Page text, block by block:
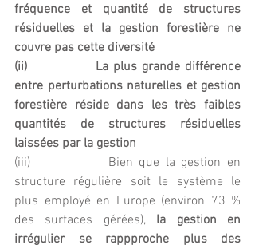
fréquence et quantité de structures
résiduelles et la gestion forestière ne
couvre pas cette diversité
(ii)              La plus grande différence
entre perturbations naturelles et gestion
forestière réside dans les très faibles
quantités de structures résiduelles
laissées par la gestion
(iii)             Bien que la gestion en
structure régulière soit le système le
plus employé en Europe (environ 73 %
des surfaces gérées), la gestion en
irrégulier se rappproche plus des